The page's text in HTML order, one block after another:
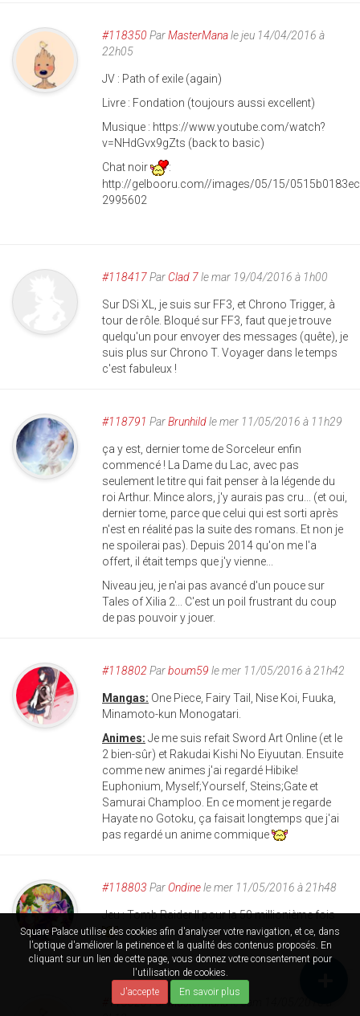
Square Palace utilise des cookies afin d'analyser votre navigation, et ce, dans
l'optique d'améliorer la petinence et la qualité des contenus proposés. En
cliquant sur un lien de cette page, vous donnez votre consentement pour
l'utilisation de cookies.
J'accepte
En savoir plus
#118350 ParMasterManale jeu 14/04/2016 à
22h05
JV : Path of exile (again)
Livre : Fondation (toujours aussi excellent)
Musique : https://www.youtube.com/watch?
v=NHdGvx9gZts (back to basic)
Chat noir
:
http://gelbooru.com//images/05/15/
2995602
#118417Par Clad 7le mar 19/04/2016 à 1h00
Sur DSi XL, je suis sur FF3, et Chrono Trigger, à
tour de rôle. Bloqué sur FF3, faut que je trouve
quelqu'un pour envoyer des messages (quête), je
suis plus sur Chrono T. Voyager dans le temps
c'est fabuleux !
#118791 ParBrunhildle mer 11/05/2016 à 11h29
ça y est, dernier tome de Sorceleur enfin
commencé ! La Dame du Lac, avec pas
seulement le titre qui fait penser à la légende du
roi Arthur. Mince alors, j'y aurais pas cru... (et oui,
dernier tome, parce que celui qui est sorti après
n'est en réalité pas la suite des romans. Et non je
ne spoilerai pas). Depuis 2014 qu'on me l'a
offert, il était temps que j'y vienne...
Niveau jeu, je n'ai pas avancé d'un pouce sur
Tales of Xilia 2... C'est un poil frustrant du coup
de pas pouvoir y jouer.
#118802 Parboum59 le mer 11/05/2016 à 21h42
Mangas: One Piece, Fairy Tail, Nise Koi, Fuuka,
Minamoto-kun Monogatari.
Animes: Je me suis refait Sword Art Online (et le
2 bien-sûr) et Rakudai Kishi No Eiyuutan. Ensuite
comme new animes j'ai regardé Hibike!
Euphonium, Myself;Yourself, Steins;Gate et
Samurai Champloo. En ce moment je regarde
Hayate no Gotoku, ça faisait longtemps que j'ai
pas regardé un anime commique
#118803 ParOndinele mer 11/05/2016 à 21h48
Jeu : Tomb Raider II pour la 50 millionième fois
#118826ParMasterManale sam 14/05/2016 à